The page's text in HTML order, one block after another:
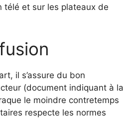
et sur les plateaux de
il s’assure du bon
(document indiquant à la
le moindre contretemps
respecte les normes